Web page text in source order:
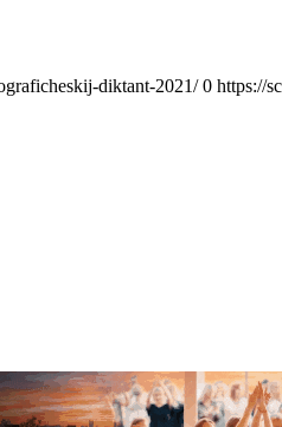
diktant-2021/ 0 https://